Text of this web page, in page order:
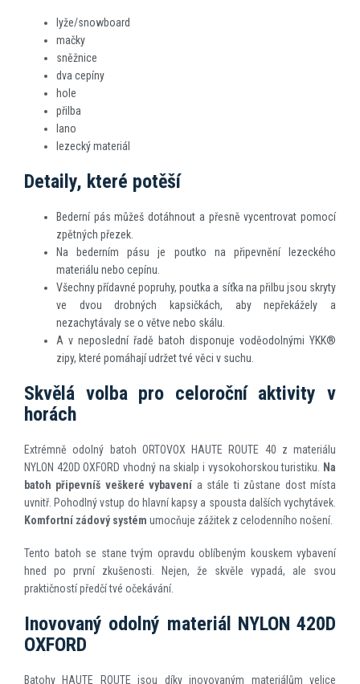
lyže/snowboard
mačky
sněžnice
dva cepíny
hole
přilba
lano
lezecký materiál
Detaily, které potěší
Bederní pás můžeš dotáhnout a přesně vycentrovat pomocí
zpětných přezek.
Na bederním pásu je poutko na připevnění lezeckého
materiálu nebo cepínu.
Všechny přídavné popruhy, poutka a síťka na přilbu jsou skryty
ve dvou drobných kapsičkách, aby nepřekážely a
nezachytávaly se o větve nebo skálu.
A v neposlední řadě batoh disponuje voděodolnými YKK®
zipy, které pomáhají udržet tvé věci v suchu.
Skvělá volba pro celoroční aktivity v
horách
Extrémně odolný batoh ORTOVOX HAUTE ROUTE 40 z materiálu
NYLON 420D OXFORD vhodný na skialp i vysokohorskou turistiku.
Na
batoh připevníš veškeré vybavení a stále ti zůstane dost místa
uvnitř. Pohodlný vstup do hlavní kapsy a spousta dalších vychytávek.
Komfortní zádový systém umocňuje zážitek z celodenního nošení.
Tento batoh se stane tvým opravdu oblíbeným kouskem vybavení
hned po první zkušenosti. Nejen, že skvěle vypadá, ale svou
praktičností předčí tvé očekávání.
Inovovaný odolný materiál NYLON 420D
OXFORD
Batohy HAUTE ROUTE jsou díky inovovaným materiálům velice